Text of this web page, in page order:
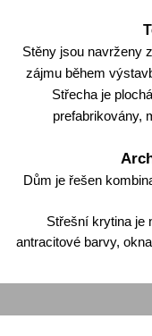
Stěny jsou navrženy
zájmu během
Střecha je
prefabrikovány,
Dům je řešen
Střešní krytina je
antracitové barvy,